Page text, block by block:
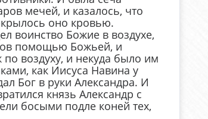
мечей, и казалось, что
оно кровью.
воинство Божие в воздухе,
помощью Божьей, и
по воздуху, и некуда было им
как Иисуса Навина у
Бог в руки Александра. И
князь Александр с
босыми подле коней тех,